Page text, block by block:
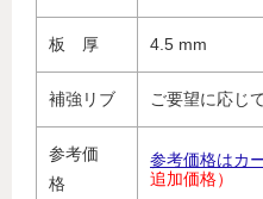
板 厚 4.5 mm
補強リブ ご要望に応じ
参考価
格
参考価格はカ
追加価格）